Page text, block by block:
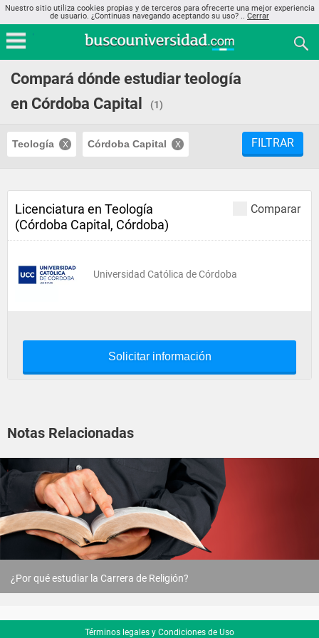
Nuestro sitio utiliza cookies propias y de terceros para ofrecerte una mejor experiencia
de usuario. ¿Continuas navegando aceptando su uso? .. Cerrar
Compará dónde estudiar teología
en Córdoba Capital
(1)
Teología Córdoba Capital FILTRAR
Comparar
Licenciatura en Teología
(Córdoba Capital, Córdoba)
Universidad Católica de Córdoba
Solicitar información
Notas Relacionadas
¿Por qué estudiar la Carrera de Religión?
Términos legales y Condiciones de Uso